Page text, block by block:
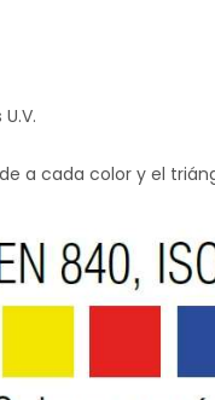
a cada color y el